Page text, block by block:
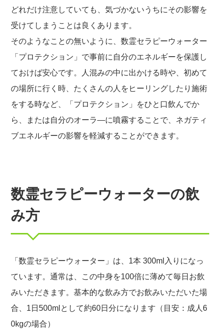
プライバシーポリシーをご確認ください。
プライバシーポリシーを確認しました。
どれだけ注意していても、気づかないうちにその影響を
受けてしまうことは良くあります。
そのようなことの無いように、数霊セラピーウォーター
「プロテクション」で事前に自分のエネルギーを保護し
ておけば安心です。人混みの中に出かける時や、初めて
の場所に行く時、たくさんの人をヒーリングしたり施術
をする時など、「プロテクション」をひと口飲んでか
ら、または自分のオーラ―に噴霧することで、ネガティ
ブエネルギーの影響を軽減することができます。
数霊セラピーウォーターの飲
み方
「数霊セラピーウォーター」は、1本 300ml入りになっ
ています。通常は、この中身を100倍に薄めて毎日お飲
みいただきます。基本的な飲み方でお飲みいただいた場
合、1日500mlとして約60日分になります（目安：成人6
0kgの場合）